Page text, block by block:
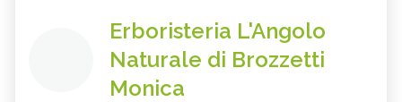
Erboristeria L'Angolo
Naturale di Brozzetti
Monica